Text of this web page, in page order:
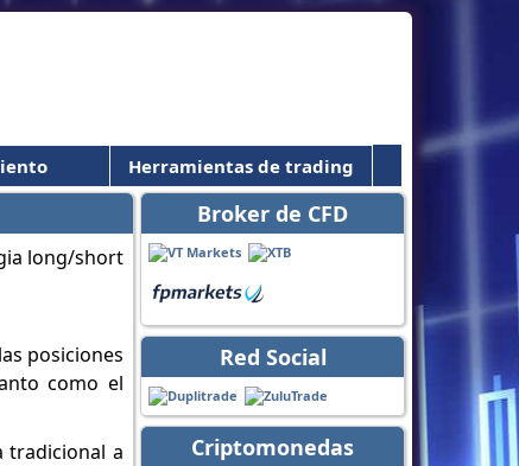
Herramientas de trading
Broker de CFD
Red Social
Criptomonedas
posiciones
como el
tradicional a